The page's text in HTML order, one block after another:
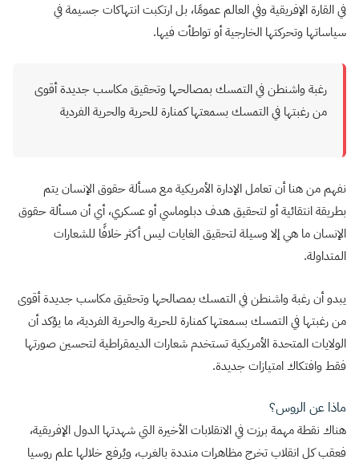
في القارة الإفريقية وفي العالم عمومًا، بل ارتكبت انتهاكات جسيمة في
سياساتها وتحركتها الخارجية أو تواطأت فيها.
رغبة واشنطن في التمسك بمصالحها وتحقيق مكاسب جديدة أقوى
من رغبتها في التمسك بسمعتها كمنارة للحرية والحرية الفردية
نفهم من هنا أن تعامل الإدارة الأمريكية مع مسألة حقوق الإنسان يتم
بطريقة انتقائية أو لتحقيق هدف دبلوماسي أو عسكري، أي أن مسألة حقوق
الإنسان ما هي إلا وسيلة لتحقيق الغايات ليس أكثر خلافًا للشعارات
المتداولة.
يبدو أن رغبة واشنطن في التمسك بمصالحها وتحقيق مكاسب جديدة أقوى
من رغبتها في التمسك بسمعتها كمنارة للحرية والحرية الفردية، ما يؤكد أن
الولايات المتحدة الأمريكية تستخدم شعارات الديمقراطية لتحسين صورتها
فقط وافتكاك امتيازات جديدة.
ماذا عن الروس؟
هناك نقطة مهمة برزت في الانقلابات الأخيرة التي شهدتها الدول الإفريقية،
فعقب كل انقلاب تخرج مظاهرات منددة بالغرب، ويُرفع خلالها علم روسيا